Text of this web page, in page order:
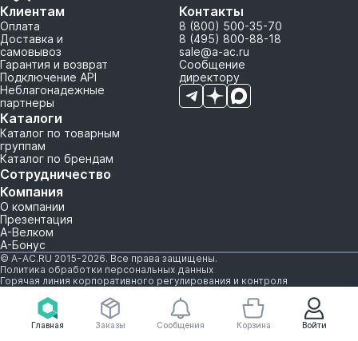
Главная Войти
Заказы Сообщения Корзина
Клиентам
Оплата
Доставка и
самовывоз
Гарантия и возврат
Подключение API
Неблагонадежные
партнеры
Каталоги
Каталог по товарным
группам
Каталог по брендам
Сотрудничество
Компания
О компании
Презентация
А-Велком
А-Бонус
Контакты
8 (800) 500-35-70
8 (495) 800-88-18
sale@a-ac.ru
Сообщение
директору
© A-AC.RU 2015-2026. Все права защищены.
Политика обработки персональных данных
Горячая линия корпоративного регулирования и контроля